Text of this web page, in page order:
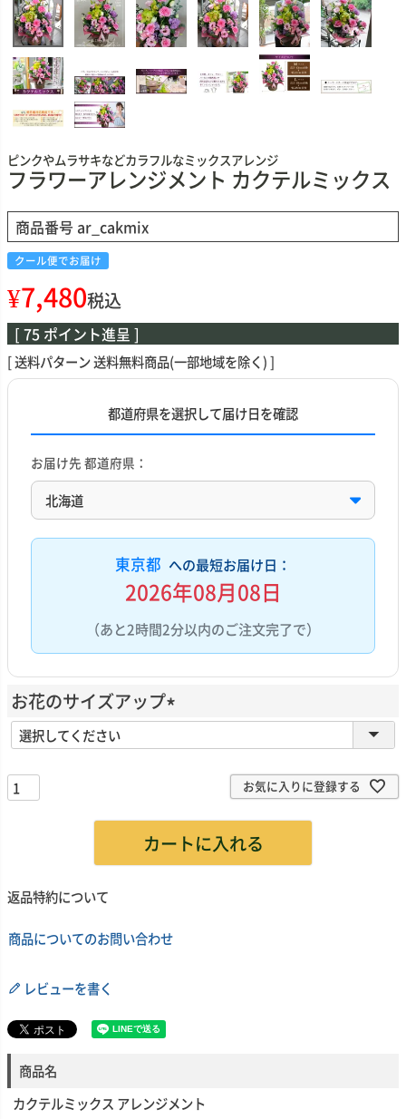
ピンクやムラサキなどカラフルなミックスアレンジ
フラワーアレンジメント カクテルミックス
商品番号 ar_cakmix
クール便でお届け
¥7,480税込
[ 75 ポイント進呈 ]
送料パターン送料無料商品(一部地域を除く)
都道府県を選択して届け日を確認
お届け先 都道府県：
東京都 への最短お届け日：
2026年08月08日
（あと2時間2分以内のご注文完了で）
お花のサイズアップ
お気に入りに登録する
カートに入れる
返品特約について
商品についてのお問い合わせ
レビューを書く
商品名
カクテルミックス アレンジメント